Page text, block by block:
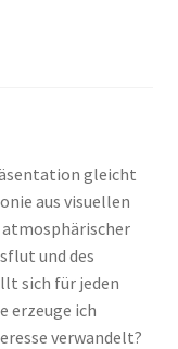
gleicht
aus visuellen
und des
sich für jeden
erzeuge ich
verwandelt?